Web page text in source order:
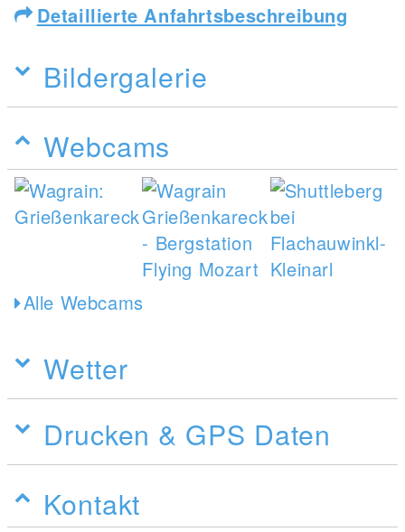
Detaillierte Anfahrtsbeschreibung
Bildergalerie
Webcams
Alle Webcams
Wetter
Drucken & GPS Daten
Kontakt